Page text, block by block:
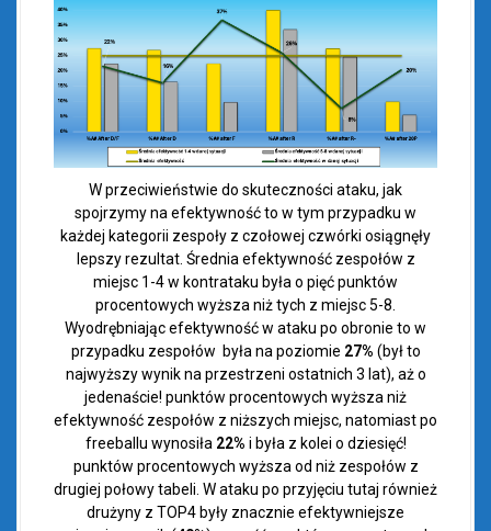
W przeciwieństwie do skuteczności ataku, jak
spojrzymy na efektywność to w tym przypadku w
każdej kategorii zespoły z czołowej czwórki osiągnęły
lepszy rezultat. Średnia efektywność zespołów z
miejsc 1-4 w kontrataku była o pięć punktów
procentowych wyższa niż tych z miejsc 5-8.
Wyodrębniając efektywność w ataku po obronie to w
przypadku zespołów była na poziomie 27% (był to
najwyższy wynik na przestrzeni ostatnich 3 lat), aż o
jedenaście! punktów procentowych wyższa niż
efektywność zespołów z niższych miejsc, natomiast po
freeballu wynosiła 22% i była z kolei o dziesięć!
punktów procentowych wyższa od niż zespołów z
drugiej połowy tabeli. W ataku po przyjęciu tutaj również
drużyny z TOP4 były znacznie efektywniejsze